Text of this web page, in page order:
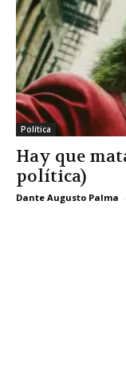
Política
Hay que
política)
Dante Augusto Palma -